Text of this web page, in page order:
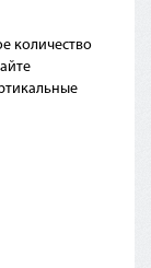
количество